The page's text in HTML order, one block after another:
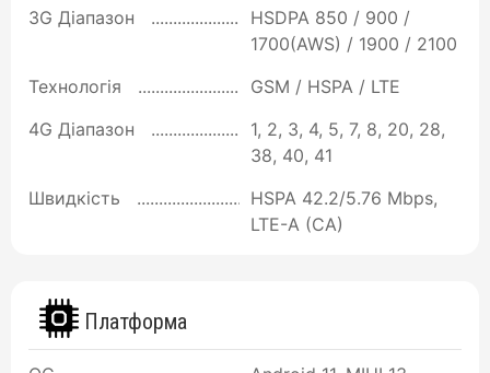
3G Діапазон
HSDPA 850 / 900 /
1700(AWS) / 1900 / 2100
Технологія
GSM / HSPA / LTE
4G Діапазон
1, 2, 3, 4, 5, 7, 8, 20, 28,
38, 40, 41
Швидкість
HSPA 42.2/5.76 Mbps,
LTE-A (CA)
Платформа